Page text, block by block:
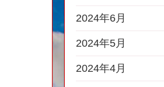
2024年6月
2024年5月
2024年4月